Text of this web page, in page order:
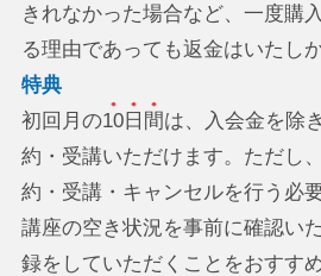
きれなかった場合など、一度購
る理由であっても返金はいたし
特典
初回月の10日間は、入会金を除
約・受講いただけます。ただし
約・受講・キャンセルを行う必
講座の空き状況を事前に確認い
録をしていただくことをおすすめ